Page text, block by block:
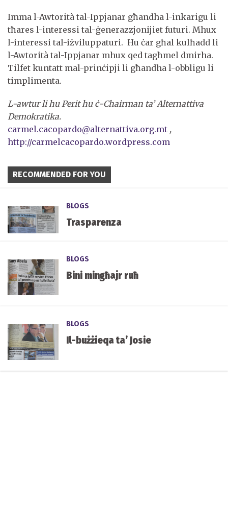
Imma l-Awtorità tal-Ippjanar għandha l-inkarigu li
tħares l-interessi tal-ġenerazzjonijiet futuri. Mhux
l-interessi tal-iżviluppaturi. Hu ċar għal kulħadd li
l-Awtorità tal-Ippjanar mhux qed tagħmel dmirha.
Tilfet kuntatt mal-prinċipji li għandha l-obbligu li
timplimenta.
L-awtur li hu Perit hu ċ-Chairman ta’ Alternattiva
Demokratika.
carmel.cacopardo@alternattiva.org.mt ,
http://carmelcacopardo.wordpress.com
RECOMMENDED FOR YOU
BLOGS
Trasparenza
BLOGS
Bini mingħajr ruħ
BLOGS
Il-bużżieqa ta’ Josie